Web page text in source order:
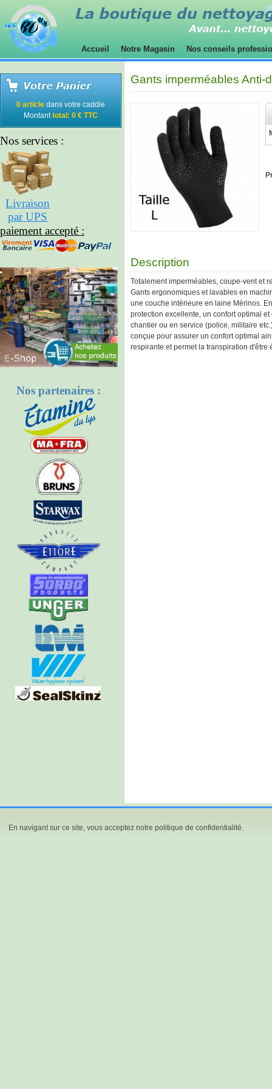
Accueil Notre Magasin Nos conseils
0 article dans votre caddie
Montanttotal: 0 € TTC
Nos services :
Livraison
par UPS
paiement accepté :
Nos partenaires :
Gants imperméables Anti-
Description
Totalement imperméables, coupe-vent et
Gants ergonomiques et lavables en
une couche intérieure en laine Mérinos.
protection excellente, un confort optimal
chantier ou en service (police, militaire
conçue pour assurer un confort optimal
respirante et permet la transpiration d'être
En navigant sur ce site, vous acceptez notre politique de confidentialité.